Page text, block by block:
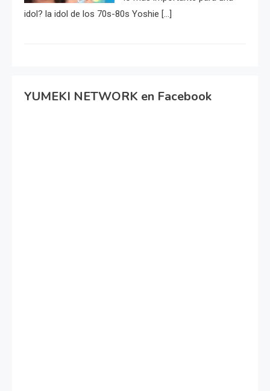
idol? la idol de los 70s-80s Yoshie […]
YUMEKI NETWORK en Facebook